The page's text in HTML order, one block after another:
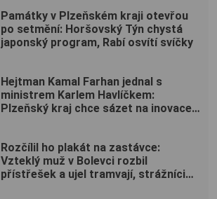
Památky v Plzeňském kraji otevřou
po setmění: Horšovský Týn chystá
japonský program, Rabí osvítí svíčky
Hejtman Kamal Farhan jednal s
ministrem Karlem Havlíčkem:
Plzeňský kraj chce sázet na inovace
Rozčílil ho plakát na zastávce:
Vzteklý muž v Bolevci rozbil
přístřešek a ujel tramvají, strážníci